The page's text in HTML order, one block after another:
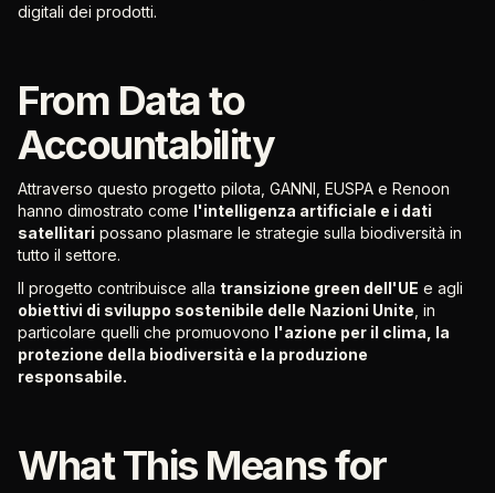
digitali dei prodotti.
From Data to
Accountability
Attraverso questo progetto pilota, GANNI, EUSPA e Renoon
hanno dimostrato come l'intelligenza artificiale e i dati
satellitari possano plasmare le strategie sulla biodiversità in
tutto il settore.
Il progetto contribuisce alla transizione green dell'UE e agli
obiettivi di sviluppo sostenibile delle Nazioni Unite , in
particolare quelli che promuovono l'azione per il clima, la
protezione della biodiversità e la produzione
responsabile.
What This Means for